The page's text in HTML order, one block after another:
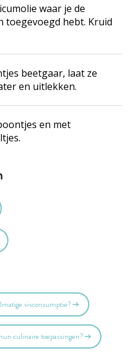
waar je de
toegevoegd hebt. Kruid
beetgaar, laat ze
en uitlekken.
en met
.
visconsumptie?
culinaire toepassingen?